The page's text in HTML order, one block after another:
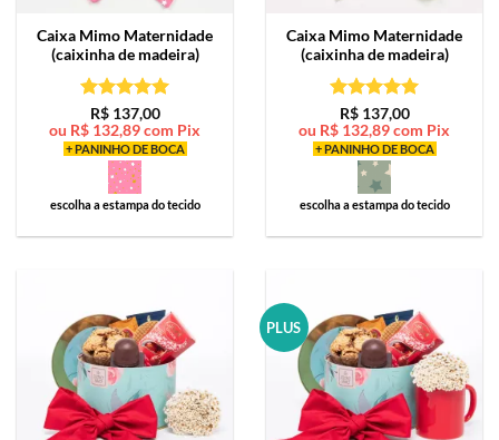
Caixa Mimo Maternidade
(caixinha de madeira)
Avaliação5
de 5
R$137,00
ou R$ 132,89com Pix
+ PANINHO DE BOCA
escolha a estampa do tecido
Caixa Mimo Maternidade
(caixinha de madeira)
Avaliação5
de 5
R$137,00
ou R$ 132,89com Pix
+ PANINHO DE BOCA
escolha a estampa do tecido
PLUS